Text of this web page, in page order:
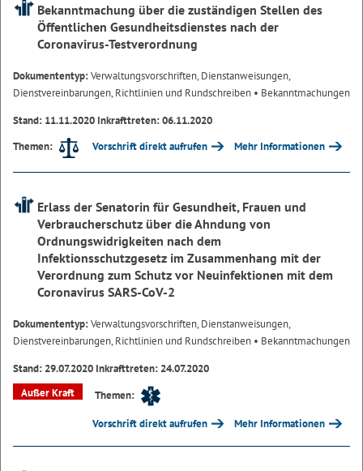
Bekanntmachung über die zuständigen Stellen des
Öffentlichen Gesundheitsdienstes nach der
Coronavirus-Testverordnung
Dokumententyp:Verwaltungsvorschriften, Dienstanweisungen,
Dienstvereinbarungen, Richtlinien und Rundschreiben • Bekanntmachungen
Stand: 11.11.2020 Inkrafttreten: 06.11.2020
Themen:
Vorschrift direkt aufrufen Mehr Informationen
Erlass der Senatorin für Gesundheit, Frauen und
Verbraucherschutz über die Ahndung von
Ordnungswidrigkeiten nach dem
Infektionsschutzgesetz im Zusammenhang mit der
Verordnung zum Schutz vor Neuinfektionen mit dem
Coronavirus SARS-CoV-2
Dokumententyp:Verwaltungsvorschriften, Dienstanweisungen,
Dienstvereinbarungen, Richtlinien und Rundschreiben • Bekanntmachungen
Stand: 29.07.2020 Inkrafttreten: 24.07.2020
Außer Kraft
Themen:
Vorschrift direkt aufrufen Mehr Informationen